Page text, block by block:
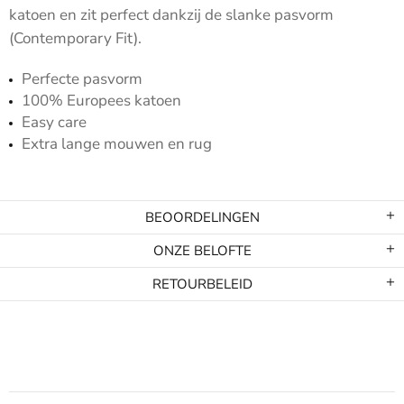
katoen en zit perfect dankzij de slanke pasvorm
(Contemporary Fit).
Perfecte pasvorm
100% Europees katoen
Easy care
Extra lange mouwen en rug
BEOORDELINGEN
ONZE BELOFTE
RETOURBELEID